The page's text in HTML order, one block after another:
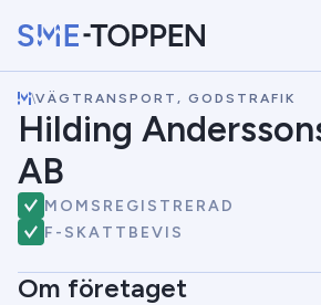
START
ÅRETS VINNARE
BRANSCHER
SÖK
NYHETER
\VÄGTRANSPORT, GODSTRAFIK
Hilding
AB
MOMSREGISTRERAD
F-SKATTBEVIS
Om företaget